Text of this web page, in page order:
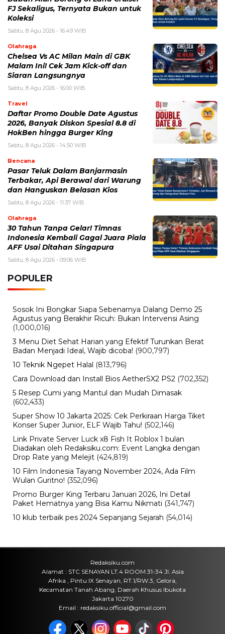
Simpan nama, email, dan situs web saya pada peramban ini
untuk komentar saya berikutnya.
Sabtu, 8 Agustus 2026 - 08:45 WIB
Pendaftaran Indomaret Run 2026 Dibuka Hari Ini,
Siapkan 10.000 Slot untuk 5K hingga Half Marathon
One Piece 1190: Spoiler, Cerita Terbaru, dan
Perkembangan Besar Dunia Bajak Laut
Jumat, 7 Agustus 2026 - 11:23 WIB
Investigasi di Balik To Catch a Predator
Jumat, 7 Agustus 2026 - 09:37 WIB
The Odyssey Christopher Nolan Jadi Sorotan, Film Epik
dengan Produksi Terbesar
Kamis, 6 Agustus 2026 - 15:19 WIB
Cara Ikut Upacara Kemerdekaan di Istana 17 Agustus
BERITA TERBARU
Otomotif
FJ Sekaligus, Ternyata Bukan untuk
Koleksi
Sabtu, 8 Agu 2026 - 16:49 WIB
Olahraga
Chelsea Vs AC Milan Main di GBK
Malam Ini! Cek Jam Kick-off dan
Siaran Langsungnya
Sabtu, 8 Agu 2026 - 16:00 WIB
Travel
Daftar Promo Double Date Agustus
2026, Banyak Diskon Spesial 8.8 di
HokBen hingga Burger King ‎
Sabtu, 8 Agu 2026 - 14:50 WIB
Bencana
dan Hanguskan Belasan Kios
30 Tahun Tanpa Gelar! Timnas
Indonesia Kembali Gagal Juara Piala
AFF Usai Ditahan Singapura
Sabtu, 8 Agu 2026 - 09:06 WIB